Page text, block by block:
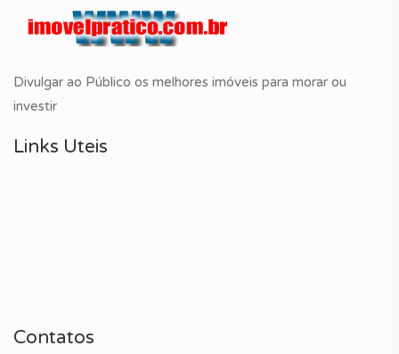
Divulgar ao Público os melhores imóveis para morar ou
investir
Links Uteis
Contatos